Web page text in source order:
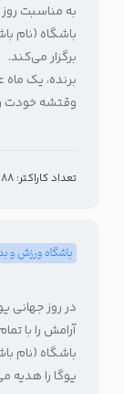
به مناسبت
برگزار می‌کند.
برنده، یک
وقتشه خودت
تعداد کاراکتر: 188
باشگاه ورزش و
در روز جهانی
آرامش را با
باشگاه (نام
یوگا را هدیه